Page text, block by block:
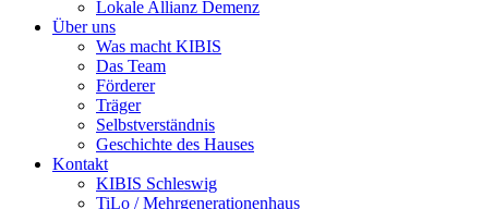
Lokale Allianz Demenz
Über uns
Was macht KIBIS
Das Team
Förderer
Träger
Selbstverständnis
Geschichte des Hauses
Kontakt
KIBIS Schleswig
TiLo / Mehrgenerationenhaus